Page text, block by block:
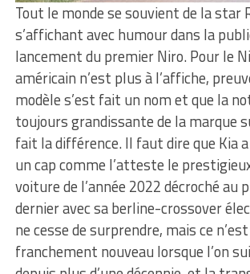
Tout le monde se souvient de la star
s’affichant avec humour dans la
lancement du premier Niro. Pour le
américain n’est plus à l’affiche,
modèle s’est fait un nom et que la
toujours grandissante de la marque
fait la différence. Il faut dire que Kia
un cap comme l’atteste le
voiture de l’année 2022 décroché au
dernier avec sa berline-crossover
ne cesse de surprendre, mais ce
franchement nouveau lorsque l’on